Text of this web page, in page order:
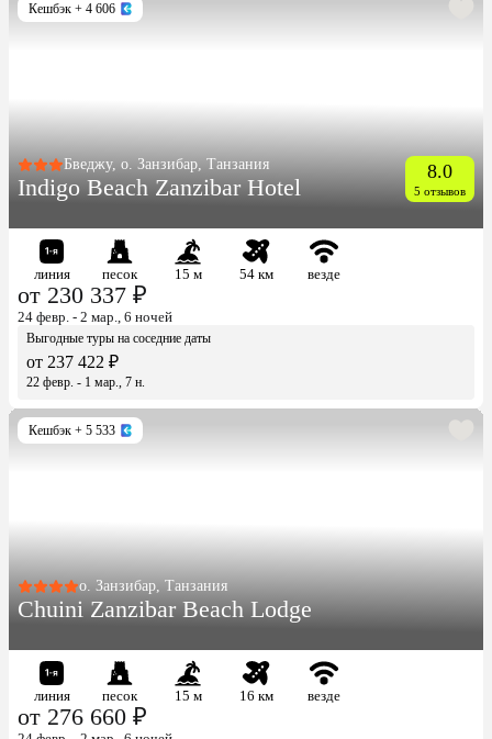
Кешбэк + 4 606
Бведжу, о. Занзибар, Танзания
Indigo Beach Zanzibar Hotel
8.0
5 отзывов
линия песок 15 м 54 км везде
от 230 337 ₽
24 февр. - 2 мар., 6 ночей
Выгодные туры на соседние даты
от 237 422 ₽
22 февр. - 1 мар., 7 н.
Кешбэк + 5 533
о. Занзибар, Танзания
Chuini Zanzibar Beach Lodge
линия песок 15 м 16 км везде
от 276 660 ₽